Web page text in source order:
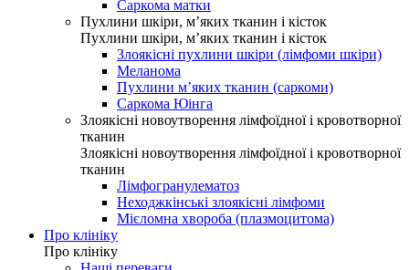
Саркома матки
Пухлини шкіри, м’яких тканин і кісток
Пухлини шкіри, м’яких тканин і кісток
Злоякісні пухлини шкіри (лімфоми шкіри)
Меланома
Пухлини м’яких тканин (саркоми)
Саркома Юінга
Злоякісні новоутворення лімфоїдної і кровотворної
тканин
Злоякісні новоутворення лімфоїдної і кровотворної
тканин
Лімфогранулематоз
Неходжкінські злоякісні лімфоми
Мієломна хвороба (плазмоцитома)
Про клініку
Про клініку